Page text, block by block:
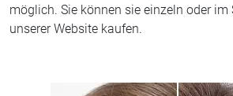
möglich. Sie können sie einzeln oder im
unserer Website kaufen.